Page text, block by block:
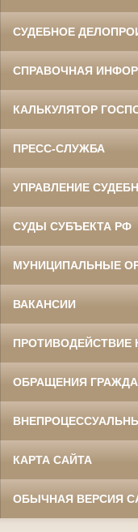
СУДЕБНОЕ
СПРАВОЧНАЯ
КАЛЬКУЛЯТОР
ПРЕСС-СЛУЖБА
УПРАВЛЕНИЕ
СУДЫ СУБЪЕКТА РФ
МУНИЦИПАЛЬНЫЕ
ВАКАНСИИ
ПРОТИВОДЕЙСТВИЕ
ОБРАЩЕНИЯ
КАРТА САЙТА
ОБЫЧНАЯ ВЕРСИЯ